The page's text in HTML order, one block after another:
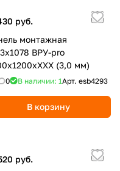
руб.
монтажная
ВРУ-pro
(3,0 мм)
0 В наличии: 1Арт. esb4293
В корзину
руб.